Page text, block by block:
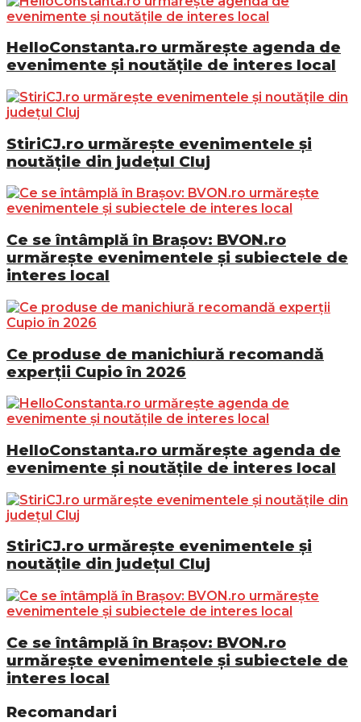
HelloConstanta.ro urmărește agenda de
evenimente și noutățile de interes local
StiriCJ.ro urmărește evenimentele și
noutățile din județul Cluj
Ce se întâmplă în Brașov: BVON.ro
urmărește evenimentele și subiectele de
interes local
Ce produse de manichiură recomandă
experții Cupio în 2026
HelloConstanta.ro urmărește agenda de
evenimente și noutățile de interes local
StiriCJ.ro urmărește evenimentele și
noutățile din județul Cluj
Ce se întâmplă în Brașov: BVON.ro
urmărește evenimentele și subiectele de
interes local
Recomandari